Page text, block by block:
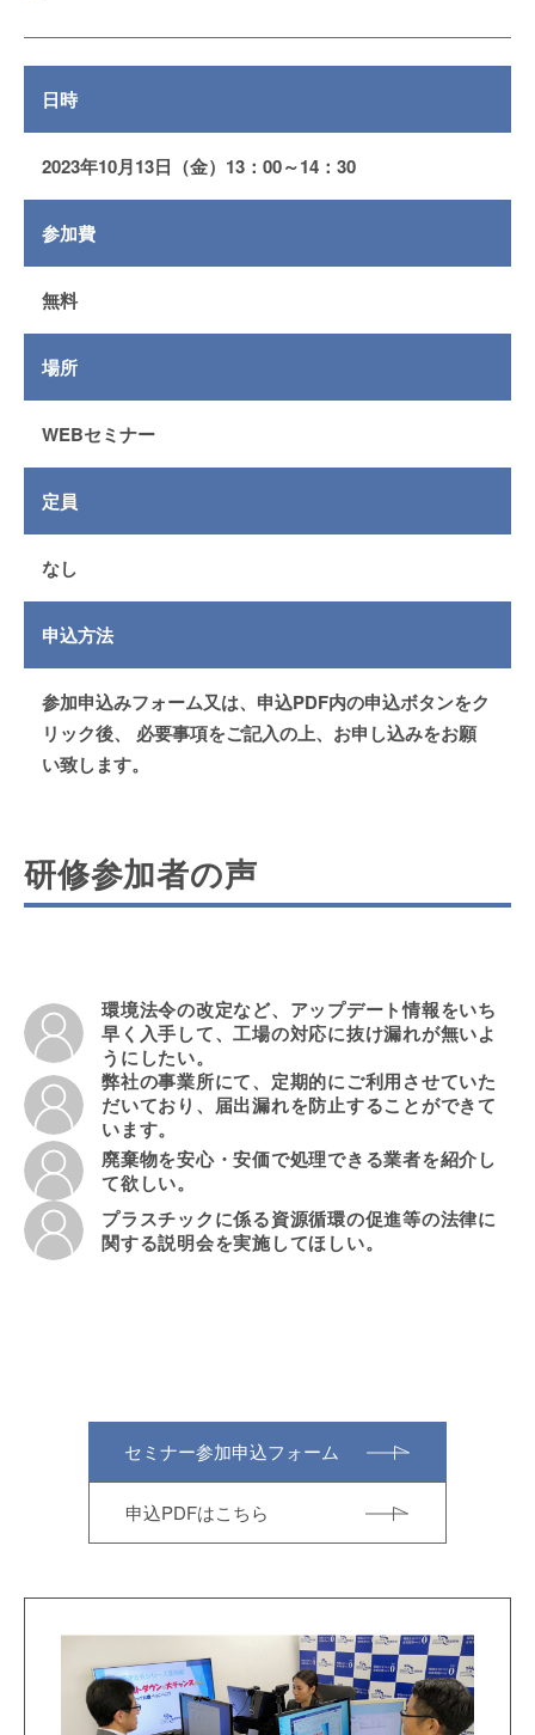
日時
2023年10月13日（金）13：00～14：30
参加費
無料
場所
WEBセミナー
定員
なし
申込方法
参加申込みフォーム又は、申込PDF内の申込ボタンをク
リック後、 必要事項をご記入の上、お申し込みをお願
い致します。
研修参加者の声
環境法令の改定など、アップデート情報をいち
早く入手して、工場の対応に抜け漏れが無いよ
うにしたい。
弊社の事業所にて、定期的にご利用させていた
だいており、届出漏れを防止することができて
います。
廃棄物を安心・安価で処理できる業者を紹介し
て欲しい。
プラスチックに係る資源循環の促進等の法律に
関する説明会を実施してほしい。
セミナー参加申込フォーム
申込PDFはこちら